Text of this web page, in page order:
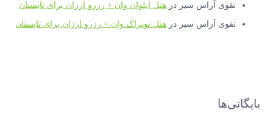
تقوی آراس سیر درهتل ایلوان وان + رزرو ارزان برای تابستان
تقوی آراس سیر درهتل توپراک وان + رزرو ارزان برای تابستان
بایگانی‌ها